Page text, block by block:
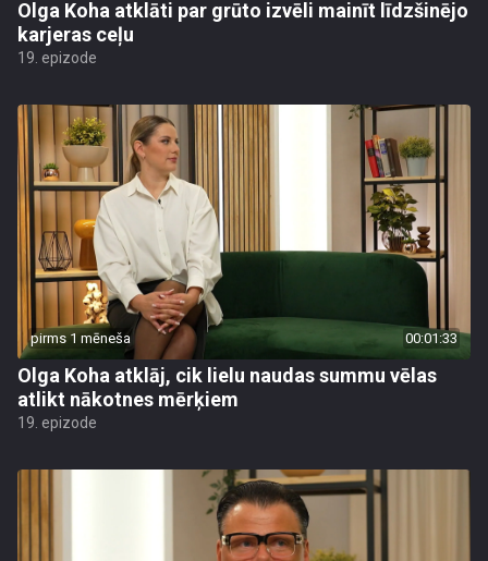
Olga Koha atklāti par grūto izvēli mainīt līdzšinējo
karjeras ceļu
19. epizode
pirms 1 mēneša 00:01:33
Olga Koha atklāj, cik lielu naudas summu vēlas
atlikt nākotnes mērķiem
19. epizode